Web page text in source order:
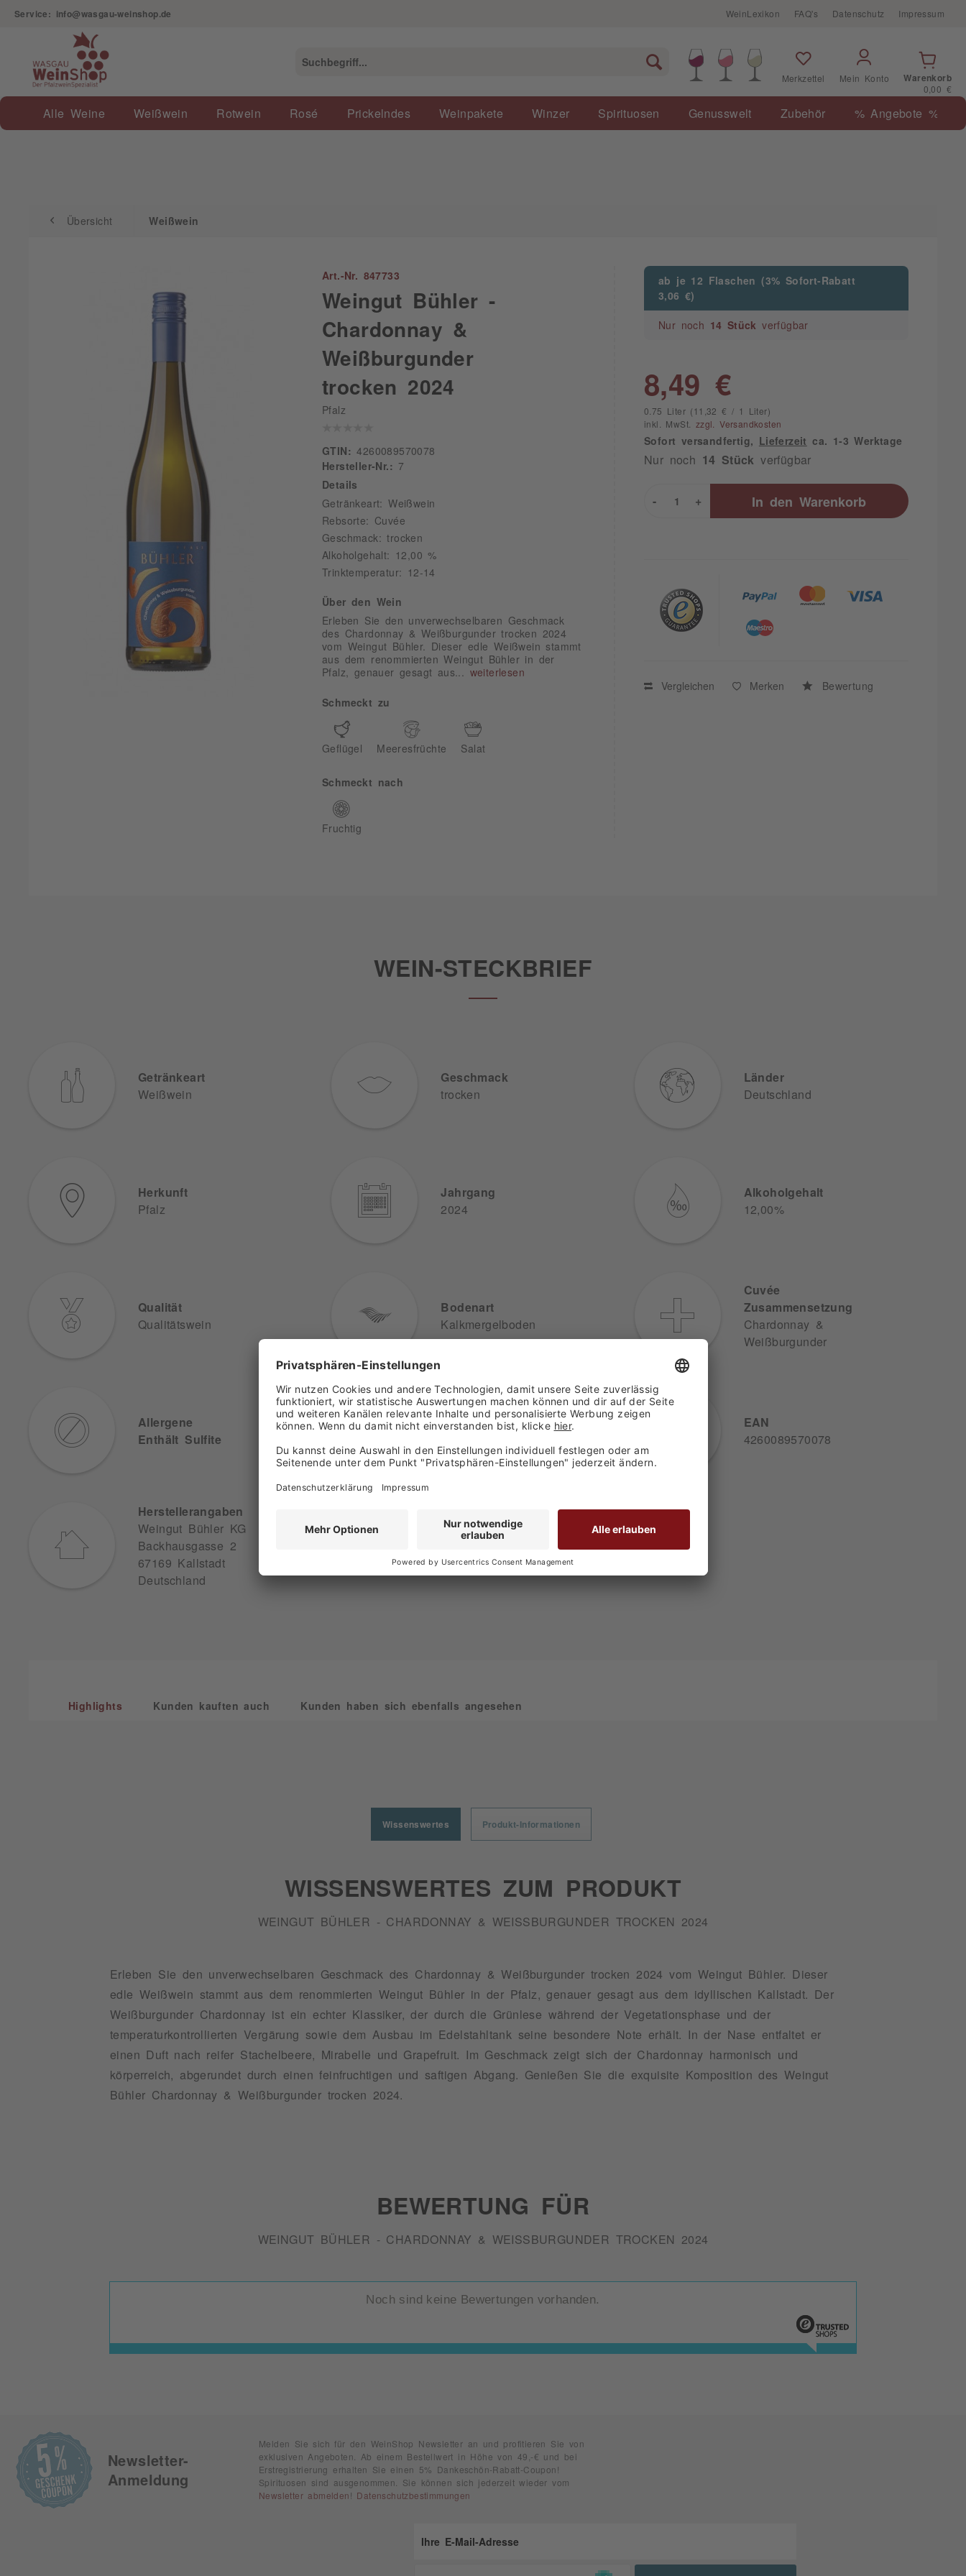
Service: info@wasgau-weinshop.de WeinLexikon FAQ's Datenschutz Impressum
Merkzettel Mein Konto
Warenkorb
0,00 €
Alle Weine Weißwein Rotwein Rosé Prickelndes Weinpakete Winzer Spirituosen Genusswelt Zubehör % Angebote %
Übersicht Weißwein
Übersicht Weißwein
Art.-Nr. 847733
Weingut Bühler -
Chardonnay &
Weißburgunder
trocken 2024
Pfalz
GTIN:
4260089570078
Hersteller-Nr.:
7
Details
Getränkeart: Weißwein
Rebsorte: Cuvée
Geschmack: trocken
Alkoholgehalt: 12,00 %
Trinktemperatur: 12-14
Über den Wein
Erleben Sie den unverwechselbaren Geschmack
des Chardonnay & Weißburgunder trocken 2024
vom Weingut Bühler. Dieser edle Weißwein stammt
aus dem renommierten Weingut Bühler in der
Pfalz, genauer gesagt aus... weiterlesen
Schmeckt zu
Geflügel Meeresfrüchte Salat
Schmeckt nach
Fruchtig
ab je 12 Flaschen (3% Sofort-Rabatt
3,06 €)
Nur noch 14 Stück verfügbar
8,49 €
0.75 Liter (11,32 € / 1 Liter)
inkl. MwSt. zzgl. Versandkosten
Sofort versandfertig, Lieferzeit ca. 1-3 Werktage
Nur noch 14 Stück verfügbar
+
- In den Warenkorb
Vergleichen Merken Bewertung
WEIN-STECKBRIEF
Getränkeart
Weißwein
Geschmack
trocken
Länder
Deutschland
Herkunft
Pfalz
Jahrgang
2024
Alkoholgehalt
12,00%
Qualität
Qualitätswein
Bodenart
Kalkmergelboden
Cuvée
Zusammensetzung
Chardonnay &
Weißburgunder
Allergene
Enthält Sulfite
Trinktemperatur
EAN
4260089570078
Herstellerangaben
Weingut Bühler KG
Backhausgasse 2
67169 Kallstadt
Deutschland
Highlights Kunden kauften auch Kunden haben sich ebenfalls angesehen
Wissenswertes Produkt-Informationen
WISSENSWERTES ZUM PRODUKT
WEINGUT BÜHLER - CHARDONNAY & WEISSBURGUNDER TROCKEN 2024
Erleben Sie den unverwechselbaren Geschmack des Chardonnay & Weißburgunder trocken 2024 vom Weingut Bühler. Dieser
edle Weißwein stammt aus dem renommierten Weingut Bühler in der Pfalz, genauer gesagt aus dem idyllischen Kallstadt. Der
Weißburgunder Chardonnay ist ein echter Klassiker, der durch die Grünlese während der Vegetationsphase und der
temperaturkontrollierten Vergärung sowie dem Ausbau im Edelstahltank seine besondere Note erhält. In der Nase entfaltet er
einen Duft nach reifer Stachelbeere, Mirabelle und Grapefruit. Im Geschmack zeigt sich der Chardonnay harmonisch und
körperreich, abgerundet durch einen feinfruchtigen und saftigen Abgang. Genießen Sie die exquisite Komposition des Weingut
Bühler Chardonnay & Weißburgunder trocken 2024.
BEWERTUNG FÜR
WEINGUT BÜHLER - CHARDONNAY & WEISSBURGUNDER TROCKEN 2024
Noch sind keine Bewertungen vorhanden.
Newsletter-
Anmeldung
Melden Sie sich für den WeinShop Newsletter an und profitieren Sie von
exklusiven Angeboten. Ab einem Bestellwert in Höhe von 49,-€ und bei
Erstregistrierung erhalten Sie einen 5% Dankeschön-Rabatt-Coupon!
Spirituosen sind ausgenommen. Sie können sich jederzeit wieder vom
Newsletter abmelden ! Datenschutzbestimmungen